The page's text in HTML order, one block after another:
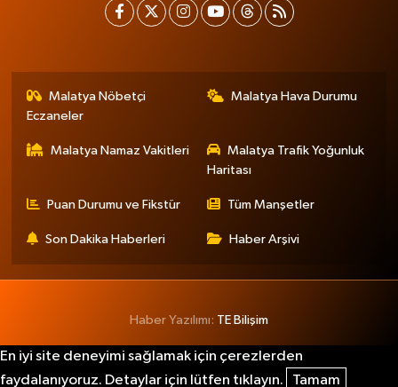
Malatya Nöbetçi
Eczaneler
Malatya Hava Durumu
Malatya Namaz Vakitleri
Malatya Trafik Yoğunluk
Haritası
Puan Durumu ve Fikstür Tüm Manşetler
Son Dakika Haberleri Haber Arşivi
Haber Yazılımı: TE Bilişim
En iyi site deneyimi sağlamak için çerezlerden
faydalanıyoruz. Detaylar için lütfen tıklayın.
Tamam